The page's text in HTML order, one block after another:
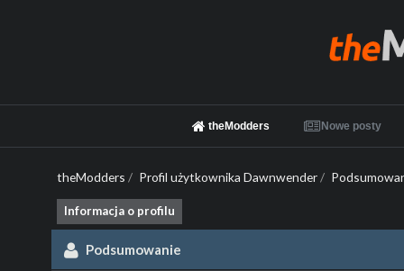
theModders Nowe posty
theModders / Profil użytkownika Dawnwender/
Informacja o profilu
Podsumowanie